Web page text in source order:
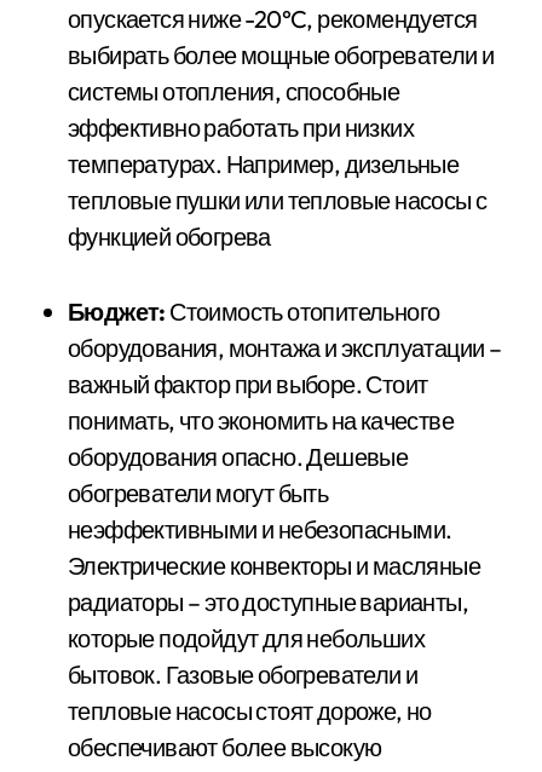
опускается ниже -20°C, рекомендуется
выбирать более мощные обогреватели и
системы отопления, способные
эффективно работать при низких
температурах. Например, дизельные
тепловые пушки или тепловые насосы с
функцией обогрева
Бюджет: Стоимость отопительного
оборудования, монтажа и эксплуатации –
важный фактор при выборе. Стоит
понимать, что экономить на качестве
оборудования опасно. Дешевые
обогреватели могут быть
неэффективными и небезопасными.
Электрические конвекторы и масляные
радиаторы – это доступные варианты,
которые подойдут для небольших
бытовок. Газовые обогреватели и
тепловые насосы стоят дороже, но
обеспечивают более высокую